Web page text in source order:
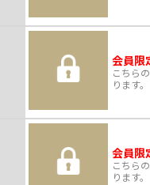
会員限
こちら
ります。
会員限
こちら
ります。